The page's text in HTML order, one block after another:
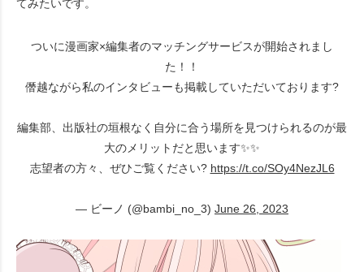
てみたいです。
ついに漫画家×編集者のマッチングサービスが開始されまし
た！！
僭越ながら私のインタビューも掲載していただいております?
編集部、出版社の垣根なく自分に合う場所を見つけられるのが最
大のメリットだと思います✨✨
志望者の方々、ぜひご覧ください? https://t.co/SOy4NezJL6
— ビーノ (@bambi_no_3) June 26, 2023